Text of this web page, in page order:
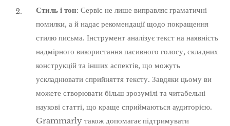
Стиль і тон: Сервіс не лише виправляє граматичні
помилки, а й надає рекомендації щодо покращення
стилю письма. Інструмент аналізує текст на наявність
надмірного використання пасивного голосу, складних
конструкцій та інших аспектів, що можуть
ускладнювати сприйняття тексту. Завдяки цьому ви
можете створювати більш зрозумілі та читабельні
наукові статті, що краще сприймаються аудиторією.
Grammarly також допомагає підтримувати